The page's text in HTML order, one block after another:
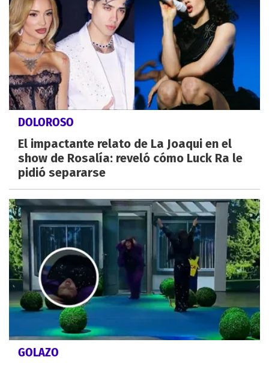
DOLOROSO
El impactante relato de La Joaqui en el
show de Rosalía: reveló cómo Luck Ra le
pidió separarse
GOLAZO